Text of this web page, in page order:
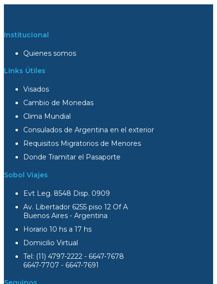
Institucional
Quienes somos
Links Útiles
Visados
Cambio de Monedas
Clima Mundial
Consulados de Argentina en el exterior
Requisitos Migratorios de Menores
Donde Tramitar el Pasaporte
Sobol Viajes
Evt Leg. 8548 Disp. 0909
Av. Libertador 6255 piso 12 Of A
Buenos Aires - Argentina
Horario 10 hs a 17 hs
Domicilio Virtual
Tel: (11) 4797-2222 - 6647-7678
6647-7707 - 6647-7691